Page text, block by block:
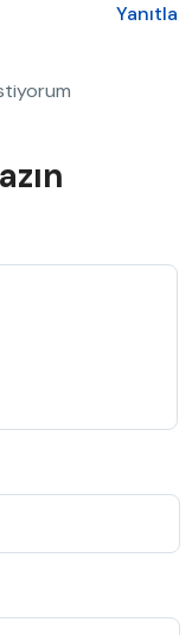
Yanıtla